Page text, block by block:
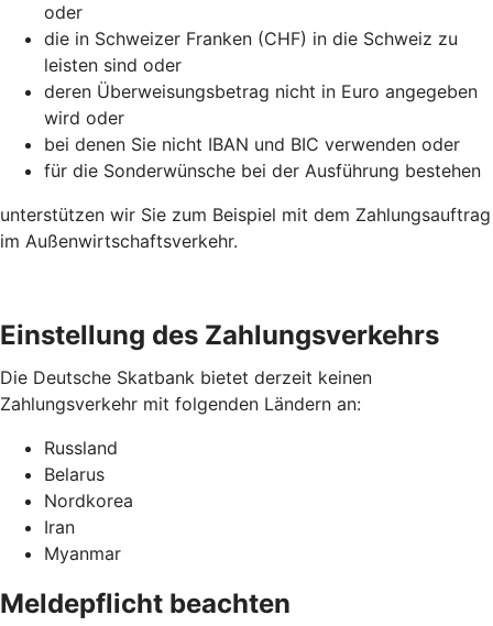
oder
die in Schweizer Franken (CHF) in die Schweiz zu
leisten sind oder
deren Überweisungsbetrag nicht in Euro angegeben
wird oder
bei denen Sie nicht IBAN und BIC verwenden oder
für die Sonderwünsche bei der Ausführung bestehen
unterstützen wir Sie zum Beispiel mit dem Zahlungsauftrag
im Außenwirtschaftsverkehr.
Einstellung des Zahlungsverkehrs
Die Deutsche Skatbank bietet derzeit keinen
Zahlungsverkehr mit folgenden Ländern an:
Russland
Belarus
Nordkorea
Iran
Myanmar
Meldepflicht beachten